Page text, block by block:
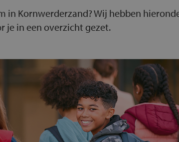
in Kornwerderzand? Wij hebben
je in een overzicht gezet.